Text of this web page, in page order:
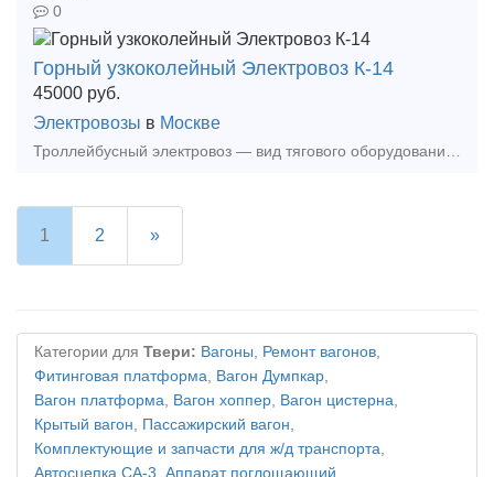
0
Горный узкоколейный Электровоз К-14
45000 руб.
Электровозы в Москве
Троллейбусный электровоз — вид тягового оборудования железнодорожного транспорта, работающий от трансформаторов и воздушных линий. В основном используется в шахтах, где нет риска взрыва. Благо
1 2 »
Категории для Твери: Вагоны, Ремонт вагонов,
Фитинговая платформа, Вагон Думпкар,
Вагон платформа, Вагон хоппер, Вагон цистерна,
Крытый вагон, Пассажирский вагон,
Комплектующие и запчасти для ж/д транспорта,
Автосцепка СА-3 Аппарат поглощающий